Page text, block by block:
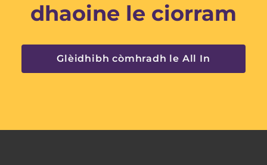
dhaoine le ciorram
Glèidhibh còmhradh le All In